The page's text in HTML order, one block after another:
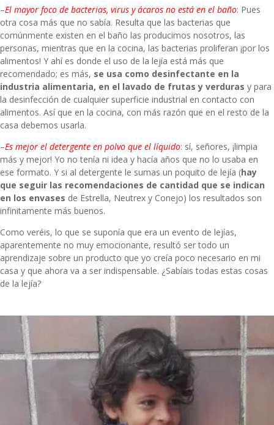
–El mayor foco de bacterias, virus y ácaros no está en el baño: Pues
otra cosa más que no sabía. Resulta que las bacterias que
comúnmente existen en el baño las producimos nosotros, las
personas, mientras que en la cocina, las bacterias proliferan ¡por los
alimentos! Y ahí es donde el uso de la lejía está más que
recomendado; es más, se usa como desinfectante en la
industria alimentaria, en el lavado de frutas y verduras y para
la desinfección de cualquier superficie industrial en contacto con
alimentos. Así que en la cocina, con más razón que en el resto de la
casa debemos usarla.
–Es mejor el detergente en polvo que el líquido: sí, señores, ¡limpia
más y mejor! Yo no tenía ni idea y hacía años que no lo usaba en
ese formato. Y si al detergente le sumas un poquito de lejía (hay
que seguir las recomendaciones de cantidad que se indican
en los envases de Estrella, Neutrex y Conejo) los resultados son
infinitamente más buenos.
Como veréis, lo que se suponía que era un evento de lejías,
aparentemente no muy emocionante, resultó ser todo un
aprendizaje sobre un producto que yo creía poco necesario en mi
casa y que ahora va a ser indispensable. ¿Sabíais todas estas cosas
de la lejía?